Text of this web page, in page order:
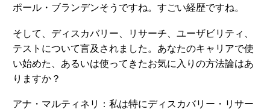
ポール・ブランデンそうですね。すごい経歴ですね。
そして、ディスカバリー、リサーチ、ユーザビリティ、
テストについて言及されました。あなたのキャリアで使
い始めた、あるいは使ってきたお気に入りの方法論はあ
りますか？
アナ・マルティネリ：私は特にディスカバリー・リサー